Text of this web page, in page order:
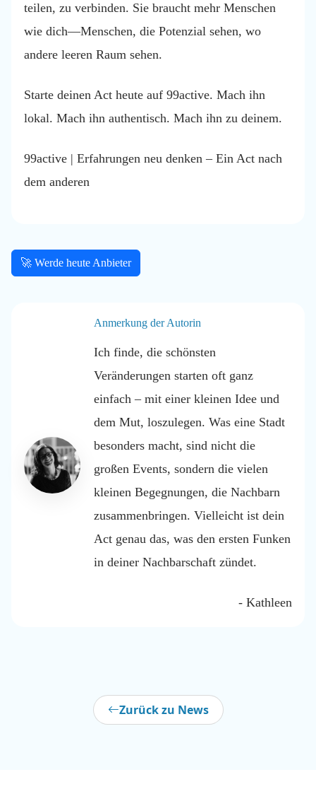
teilen, zu verbinden. Sie braucht mehr Menschen
wie dich—Menschen, die Potenzial sehen, wo
andere leeren Raum sehen.
Starte deinen Act heute auf 99active. Mach ihn
lokal. Mach ihn authentisch. Mach ihn zu deinem.
99active | Erfahrungen neu denken – Ein Act nach
dem anderen
🚀 Werde heute Anbieter
Anmerkung der Autorin
Ich finde, die schönsten
Veränderungen starten oft ganz
einfach – mit einer kleinen Idee und
dem Mut, loszulegen. Was eine Stadt
besonders macht, sind nicht die
großen Events, sondern die vielen
kleinen Begegnungen, die Nachbarn
zusammenbringen. Vielleicht ist dein
Act genau das, was den ersten Funken
in deiner Nachbarschaft zündet.
- Kathleen